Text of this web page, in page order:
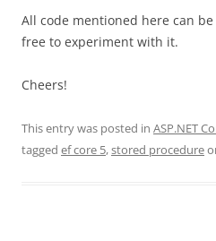
All code mentioned here can
free to experiment with it.
Cheers!
This entry was posted in ASP.NET
tagged ef core 5,stored procedure